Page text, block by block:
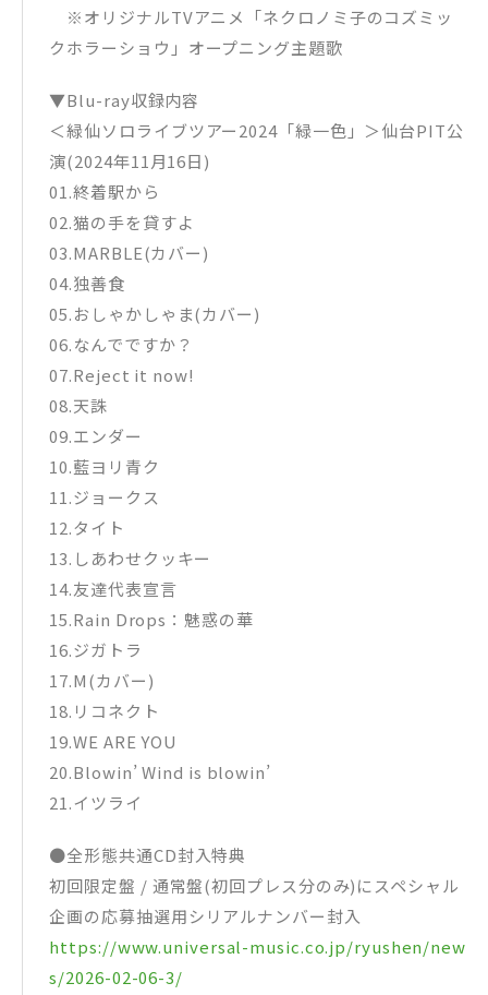
※オリジナルTVアニメ「ネクロノミ子のコズミッ
クホラーショウ」オープニング主題歌
▼Blu-ray収録内容
＜緑仙ソロライブツアー2024「緑一色」＞仙台PIT公
演(2024年11月16日)
01.終着駅から
02.猫の手を貸すよ
03.MARBLE(カバー)
04.独善食
05.おしゃかしゃま(カバー)
06.なんでですか？
07.Reject it now!
08.天誅
09.エンダー
10.藍ヨリ青ク
11.ジョークス
12.タイト
13.しあわせクッキー
14.友達代表宣言
15.Rain Drops：魅惑の華
16.ジガトラ
17.M(カバー)
18.リコネクト
19.WE ARE YOU
20.Blowin’ Wind is blowin’
21.イツライ
●全形態共通CD封入特典
初回限定盤 / 通常盤(初回プレス分のみ)にスペシャル
企画の応募抽選用シリアルナンバー封入
https://www.universal-music.co.jp/ryushen/new
s/2026-02-06-3/